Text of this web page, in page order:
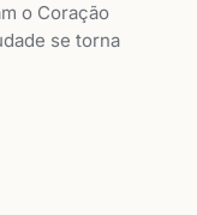
o Coração
se torna